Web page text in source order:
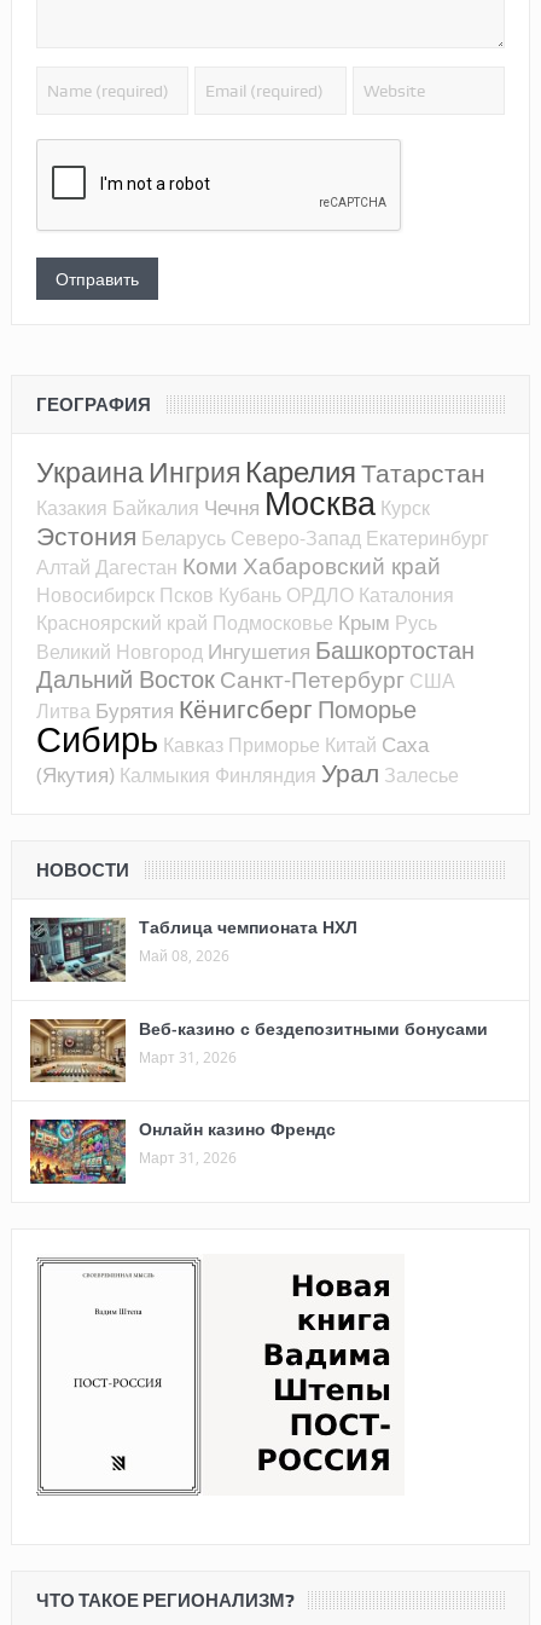
ГЕОГРАФИЯ
УкраинаИнгрия КарелияТатарстан
Казакия Байкалия Чечня Москва Курск
Эстония Беларусь Северо-Запад Екатеринбург
Алтай Дагестан Коми Хабаровский край
Новосибирск Псков Кубань ОРДЛО Каталония
Красноярский край Подмосковье Крым Русь
Великий Новгород Ингушетия Башкортостан
Дальний Восток Санкт-Петербург США
Литва Бурятия Кёнигсберг Поморье
Сибирь Кавказ Приморье Китай Саха
(Якутия) Калмыкия Финляндия Урал Залесье
НОВОСТИ
Таблица чемпионата НХЛ
Май 08, 2026
Веб-казино с бездепозитными бонусами
Март 31, 2026
Онлайн казино Френдс
Март 31, 2026
ЧТО ТАКОЕ РЕГИОНАЛИЗМ?